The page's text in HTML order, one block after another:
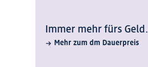
Immer mehr fürs Geld.
Mehr zum dm Dauerpreis